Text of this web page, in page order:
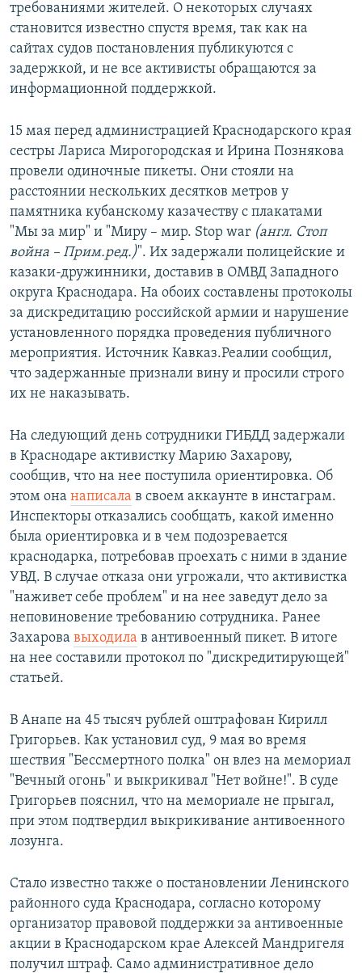
требованиями жителей. О некоторых случаях
становится известно спустя время, так как на
сайтах судов постановления публикуются с
задержкой, и не все активисты обращаются за
информационной поддержкой.
15 мая перед администрацией Краснодарского края
сестры Лариса Мирогородская и Ирина Познякова
провели одиночные пикеты. Они стояли на
расстоянии нескольких десятков метров у
памятника кубанскому казачеству с плакатами
"Мы за мир" и "Миру – мир. Stop war (англ. Стоп
война – Прим.ред.)". Их задержали полицейские и
казаки-дружинники, доставив в ОМВД Западного
округа Краснодара. На обоих составлены протоколы
за дискредитацию российской армии и нарушение
установленного порядка проведения публичного
мероприятия. Источник Кавказ.Реалии сообщил,
что задержанные признали вину и просили строго
их не наказывать.
На следующий день сотрудники ГИБДД задержали
в Краснодаре активистку Марию Захарову,
сообщив, что на нее поступила ориентировка. Об
этом она написала в своем аккаунте в инстаграм.
Инспекторы отказались сообщать, какой именно
была ориентировка и в чем подозревается
краснодарка, потребовав проехать с ними в здание
УВД. В случае отказа они угрожали, что активистка
"наживет себе проблем" и на нее заведут дело за
неповиновение требованию сотрудника. Ранее
Захарова выходила в антивоенный пикет. В итоге
на нее составили протокол по "дискредитирующей"
статьей.
В Анапе на 45 тысяч рублей оштрафован Кирилл
Григорьев. Как установил суд, 9 мая во время
шествия "Бессмертного полка" он влез на мемориал
"Вечный огонь" и выкрикивал "Нет войне!". В суде
Григорьев пояснил, что на мемориале не прыгал,
при этом подтвердил выкрикивание антивоенного
лозунга.
Стало известно также о постановлении Ленинского
районного суда Краснодара, согласно которому
организатор правовой поддержки за антивоенные
акции в Краснодарском крае Алексей Мандригеля
получил штраф. Само административное дело